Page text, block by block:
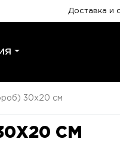
Доставка и
30x20 см
СМ